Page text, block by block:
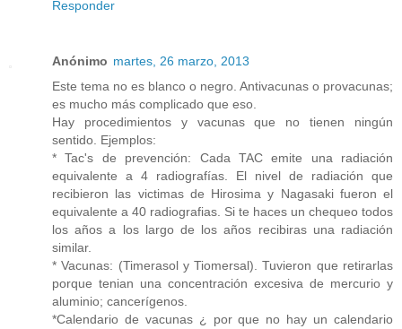
Responder
Anónimo martes, 26 marzo, 2013
Este tema no es blanco o negro. Antivacunas o provacunas;
es mucho más complicado que eso.
Hay procedimientos y vacunas que no tienen ningún
sentido. Ejemplos:
* Tac's de prevención: Cada TAC emite una radiación
equivalente a 4 radiografías. El nivel de radiación que
recibieron las victimas de Hirosima y Nagasaki fueron el
equivalente a 40 radiografias. Si te haces un chequeo todos
los años a los largo de los años recibiras una radiación
similar.
* Vacunas: (Timerasol y Tiomersal). Tuvieron que retirarlas
porque tenian una concentración excesiva de mercurio y
aluminio; cancerígenos.
*Calendario de vacunas ¿ por que no hay un calendario